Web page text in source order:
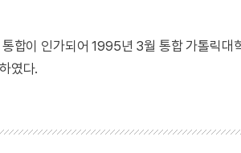
합이 인가되어 1995년 3월 통합 가톨릭대
였다.